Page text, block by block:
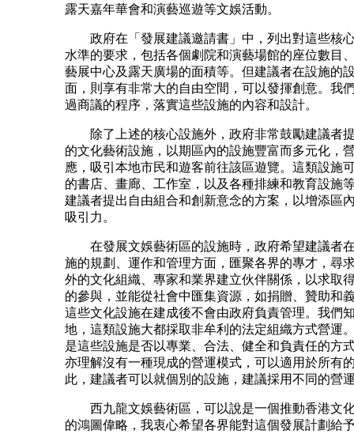
露天嘉年華會和演藝巡遊等文娛活動。
政府在「發展建議邀請書」中，列出對這些核
水準的要求，包括各個劇院和演藝場館的座位數目
藝展中心及露天廣場的面積等。但建議者在設施的
面，則享有非常大的自由空間，可以發揮創意。我
過商議的程序，落實這些設施的內容和設計。
除了上述的核心設施外，政府非常鼓勵建議者
的文化藝術設施，以期區內的設施豐富而多元化，
應，吸引本地市民和遊客前往該區遊覽。這類設施
的書店、畫廊、工作室，以及各種排練和教育設施
建議者提出自由組合和創新意念的方案，以增添區
吸引力。
在發展文娛藝術區的設施時，政府希望建議者
施的規劃、運作和管理方面，匯聚各界的專才，尋
外的文化組織、專家和業界建立伙伴關係，以求取
的參與，並能從社會中匯集資源，如捐贈、贊助和
這些文化設施在建成後不會由政府負責管理。我們
地，這類設施大都採取非牟利的法定組織方式營運
是這些設施是否以專業、合法、健全和負責任的方
亦理解沒有一種現成的營運模式，可以適用於所有
此，建議者可以就個別的設施，建議採用不同的營
西九龍文娛藝術區，可以說是一個推動香港文
的鴻圖偉略，我衷心希望各界能對這個發展計劃給